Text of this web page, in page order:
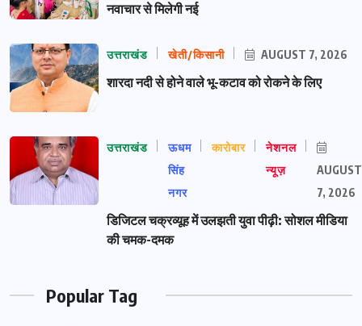
नवाचार से मिलेगी नई
उत्तराखंड खेती/किसानी AUGUST 7, 2026
शारदा नदी से होने वाले भू-कटाव को रोकने के लिए
उत्तराखंड
ऊधम
सिंह
नगर
कारोबार
नेशनल
न्यूज़
AUGUST
7, 2026
डिजिटल चक्रव्यूह में उलझती युवा पीढ़ी: सोशल मीडिया
की चमक-दमक
Popular Tag